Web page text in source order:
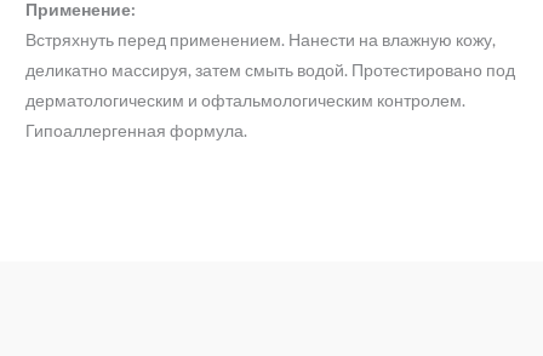
Применение:
Встряхнуть перед применением. Нанести на влажную кожу,
деликатно массируя, затем смыть водой. Протестировано под
дерматологическим и офтальмологическим контролем.
Гипоаллергенная формула.